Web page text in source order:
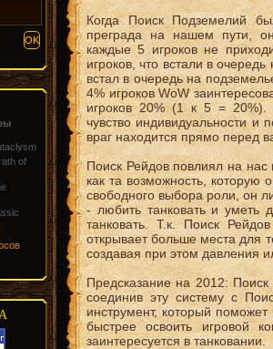
of
Когда Поиск Подземелий
преграда на нашем пути,
каждые 5 игроков не
игроков, что встали в
встал в очередь на
4% игроков WoW
игроков 20% (1 к 5 = 20%).
чувство индивидуальности и
враг находится прямо перед
Поиск Рейдов повлиял на нас
как та возможность,
свободного выбора роли, он
- любить танковать и уметь
танковать. Т.к. Поиск
открывает больше места для
создавая при этом давления
Предсказание на 2012:
соединив эту систему с
инструмент, который
быстрее освоить игровой
заинтересуется в танковании.